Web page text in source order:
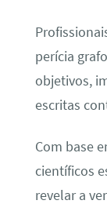
perícia
objetivos,
escritas
Com base
científicos
revelar a